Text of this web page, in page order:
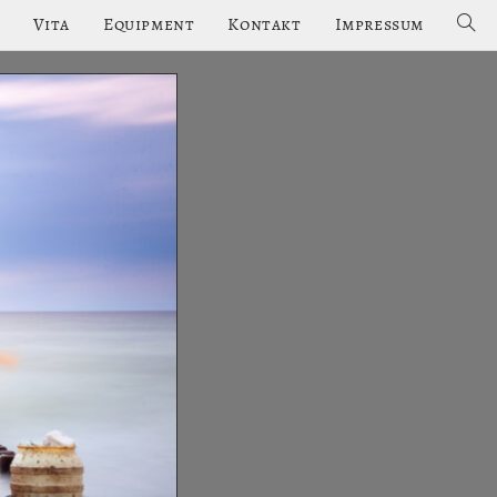
Vita Equipment Kontakt Impressum